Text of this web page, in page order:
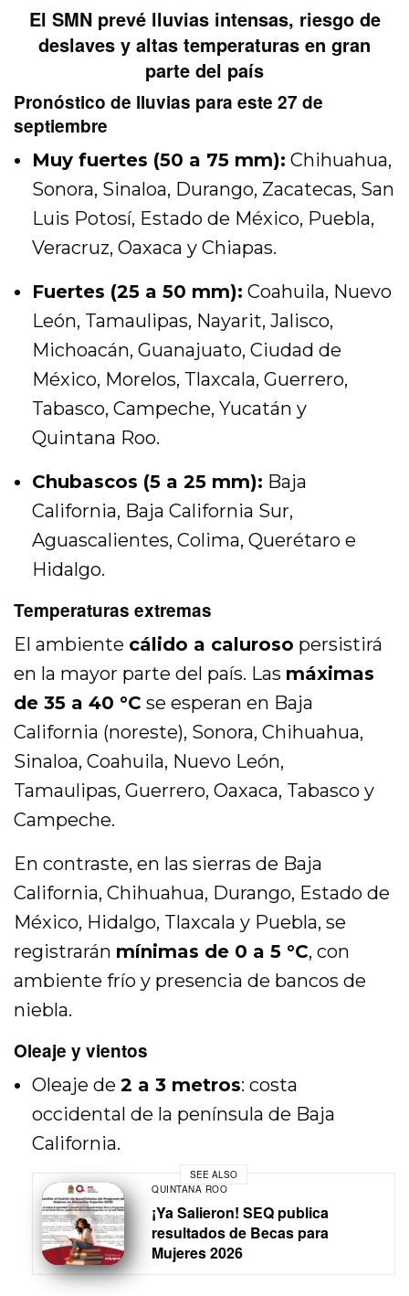
El SMN prevé lluvias intensas, riesgo de
deslaves y altas temperaturas en gran
parte del país
Pronóstico de lluvias para este 27 de
septiembre
Muy fuertes (50 a 75 mm): Chihuahua,
Sonora, Sinaloa, Durango, Zacatecas, San
Luis Potosí, Estado de México, Puebla,
Veracruz, Oaxaca y Chiapas.
Fuertes (25 a 50 mm): Coahuila, Nuevo
León, Tamaulipas, Nayarit, Jalisco,
Michoacán, Guanajuato, Ciudad de
México, Morelos, Tlaxcala, Guerrero,
Tabasco, Campeche, Yucatán y
Quintana Roo.
Chubascos (5 a 25 mm): Baja
California, Baja California Sur,
Aguascalientes, Colima, Querétaro e
Hidalgo.
Temperaturas extremas
El ambiente cálido a caluroso persistirá
en la mayor parte del país. Las máximas
de 35 a 40 °C se esperan en Baja
California (noreste), Sonora, Chihuahua,
Sinaloa, Coahuila, Nuevo León,
Tamaulipas, Guerrero, Oaxaca, Tabasco y
Campeche.
En contraste, en las sierras de Baja
California, Chihuahua, Durango, Estado de
México, Hidalgo, Tlaxcala y Puebla, se
registrarán mínimas de 0 a 5 °C, con
ambiente frío y presencia de bancos de
niebla.
Oleaje y vientos
Oleaje de2 a 3 metros: costa
occidental de la península de Baja
California.
SEE ALSO
QUINTANA ROO
¡Ya Salieron! SEQ publica
resultados de Becas para
Mujeres 2026